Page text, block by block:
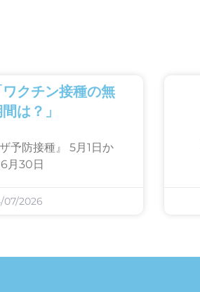
クチン接種の無
は？」
予防接種』 5月1日か
月30日
07/2026